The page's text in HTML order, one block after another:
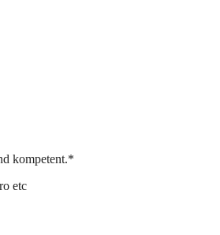
kompetent.*
etc